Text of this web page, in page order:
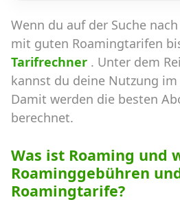
Wenn du auf der Suche
mit guten Roamingtarifen
Tarifrechner . Unter dem
kannst du deine Nutzung
Damit werden die besten
berechnet.
Was ist Roaming und
Roaminggebühren
Roamingtarife?